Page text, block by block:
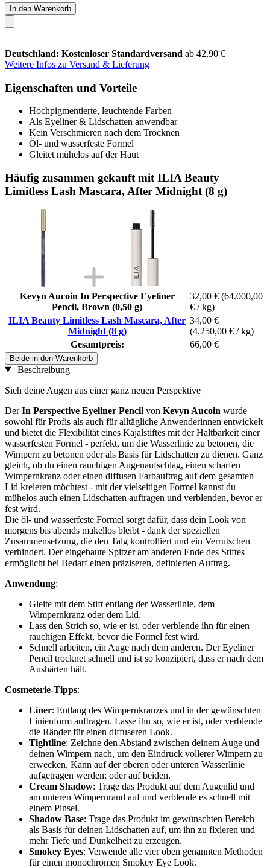
In den Warenkorb
Deutschland: Kostenloser Standardversand ab 42,90 €
Weitere Infos zu Versand & Lieferung
Eigenschaften und Vorteile
Hochpigmentierte, leuchtende Farben
Als Eyeliner & Lidschatten anwendbar
Kein Verschmieren nach dem Trocknen
Öl- und wasserfeste Formel
Gleitet mühelos auf der Haut
Häufig zusammen gekauft mit ILIA Beauty
Limitless Lash Mascara, After Midnight (8 g)
Kevyn Aucoin In Perspective Eyeliner
Pencil, Brown (0,50 g)
32,00 € (64.000,00
€ / kg)
ILIA Beauty Limitless Lash Mascara, After
Midnight (8 g)
34,00 €
(4.250,00 € / kg)
Gesamtpreis:
66,00 €
Beide in den Warenkorb
Beschreibung
Sieh deine Augen aus einer ganz neuen Perspektive
DerIn Perspective Eyeliner Pencil von Kevyn Aucoin wurde
sowohl für Profis als auch für alltägliche Anwenderinnen entwickelt
und bietet die Flexibilität eines Kajalstiftes mit der Haltbarkeit einer
wasserfesten Formel - perfekt, um die Wasserlinie zu betonen, die
Wimpern zu betonen oder als Basis für Lidschatten zu dienen. Ganz
gleich, ob du einen rauchigen Augenaufschlag, einen scharfen
Wimpernkranz oder einen diffusen Farbauftrag auf dem gesamten
Lid kreieren möchtest - mit der vielseitigen Formel kannst du
mühelos auch einen Lidschatten auftragen und verblenden, bevor er
fest wird.
Die öl- und wasserfeste Formel sorgt dafür, dass dein Look von
morgens bis abends makellos bleibt - dank der speziellen
Zusammensetzung, die den Talg kontrolliert und ein Verrutschen
verhindert. Der eingebaute Spitzer am anderen Ende des Stiftes
ermöglicht bei Bedarf einen präziseren, definierten Auftrag.
Anwendung:
Gleite mit dem Stift entlang der Wasserlinie, dem
Wimpernkranz oder dem Lid.
Lass den Strich so, wie er ist, oder verblende ihn für einen
rauchigen Effekt, bevor die Formel fest wird.
Schnell arbeiten, ein Auge nach dem anderen. Der Eyeliner
Pencil trocknet schnell und ist so konzipiert, dass er nach dem
Aushärten hält.
Cosmeterie-Tipps:
Liner: Entlang des Wimpernkranzes und in der gewünschten
Linienform auftragen. Lasse ihn so, wie er ist, oder verblende
die Ränder für einen diffuseren Look.
Tightline: Zeichne den Abstand zwischen deinem Auge und
deinen Wimpern nach, um den Eindruck vollerer Wimpern zu
erwecken. Kann auf der oberen oder unteren Wasserlinie
aufgetragen werden; oder auf beiden.
Cream Shadow: Trage das Produkt auf dem Augenlid und
am unteren Wimpernrand auf und verblende es schnell mit
einem Pinsel.
Shadow Base: Trage das Produkt im gewünschten Bereich
als Basis für deinen Lidschatten auf, um ihn zu fixieren und
mehr Tiefe und Dunkelheit zu erzeugen.
Smokey Eyes: Verwende alle vier oben genannten Methoden
für einen monochromen Smokey Eye Look.